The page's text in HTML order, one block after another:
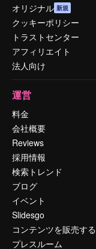
オリジナル 新規
クッキーポリシー
トラストセンター
アフィリエイト
法人向け
運営
料金
会社概要
Reviews
採用情報
検索トレンド
ブログ
イベント
Slidesgo
コンテンツを販売する
プレスルーム